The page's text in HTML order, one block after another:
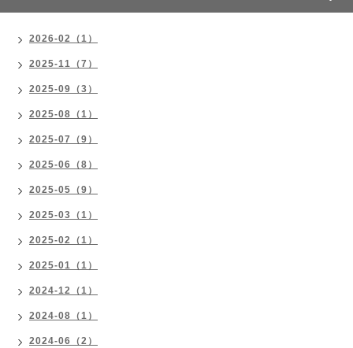
2026-02（1）
2025-11（7）
2025-09（3）
2025-08（1）
2025-07（9）
2025-06（8）
2025-05（9）
2025-03（1）
2025-02（1）
2025-01（1）
2024-12（1）
2024-08（1）
2024-06（2）